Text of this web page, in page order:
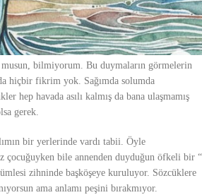
bilmiyorum. Bu duymaların görmelerin
hiçbir fikrim yok. Sağımda solumda
hep havada asılı kalmış da bana ulaşmamış
gerek.
bir yerlerinde vardı tabii. Öyle
çocuğuyken bile annenden duyduğun öfkeli bir “
zihninde başköşeye kuruluyor. Sözcüklere
ama anlamı peşini bırakmıyor.